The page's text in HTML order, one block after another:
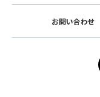
お問い合わせ